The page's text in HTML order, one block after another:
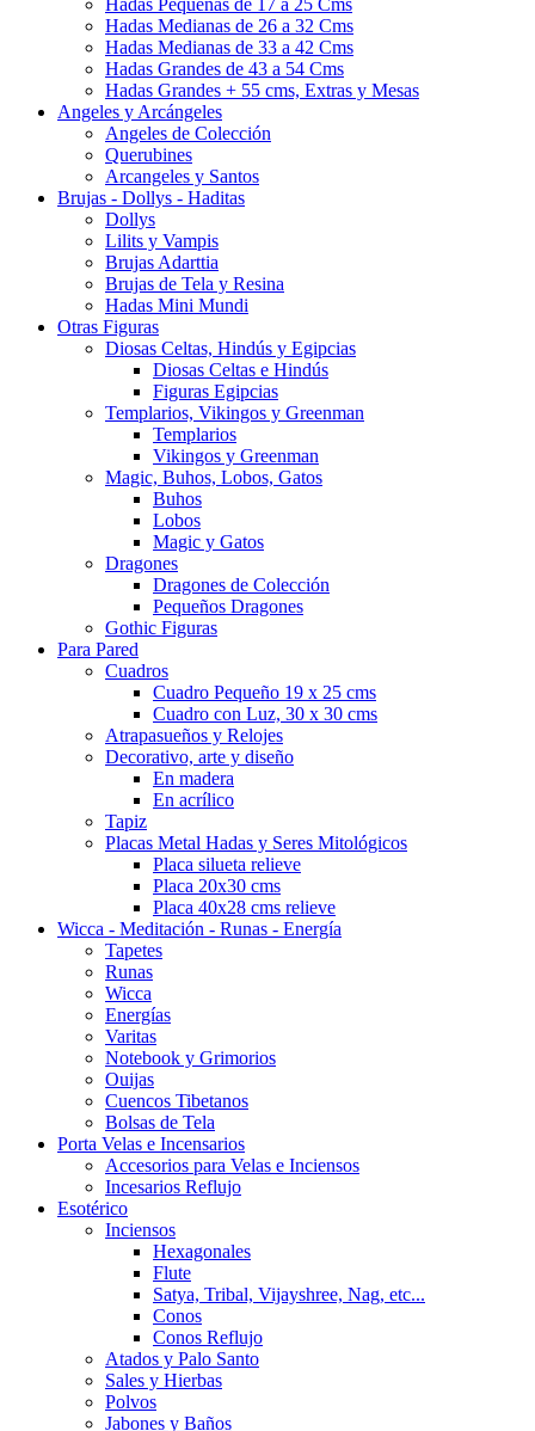
Hadas Pequeñas de 17 a 25 Cms
Hadas Medianas de 26 a 32 Cms
Hadas Medianas de 33 a 42 Cms
Hadas Grandes de 43 a 54 Cms
Hadas Grandes + 55 cms, Extras y Mesas
Angeles y Arcángeles
Angeles de Colección
Querubines
Arcangeles y Santos
Brujas - Dollys - Haditas
Dollys
Lilits y Vampis
Brujas Adarttia
Brujas de Tela y Resina
Hadas Mini Mundi
Otras Figuras
Diosas Celtas, Hindús y Egipcias
Diosas Celtas e Hindús
Figuras Egipcias
Templarios, Vikingos y Greenman
Templarios
Vikingos y Greenman
Magic, Buhos, Lobos, Gatos
Buhos
Lobos
Magic y Gatos
Dragones
Dragones de Colección
Pequeños Dragones
Gothic Figuras
Para Pared
Cuadros
Cuadro Pequeño 19 x 25 cms
Cuadro con Luz, 30 x 30 cms
Atrapasueños y Relojes
Decorativo, arte y diseño
En madera
En acrílico
Tapiz
Placas Metal Hadas y Seres Mitológicos
Placa silueta relieve
Placa 20x30 cms
Placa 40x28 cms relieve
Wicca - Meditación - Runas - Energía
Tapetes
Runas
Wicca
Energías
Varitas
Notebook y Grimorios
Ouijas
Cuencos Tibetanos
Bolsas de Tela
Porta Velas e Incensarios
Accesorios para Velas e Inciensos
Incesarios Reflujo
Esotérico
Inciensos
Hexagonales
Flute
Satya, Tribal, Vijayshree, Nag, etc...
Conos
Conos Reflujo
Atados y Palo Santo
Sales y Hierbas
Polvos
Jabones y Baños